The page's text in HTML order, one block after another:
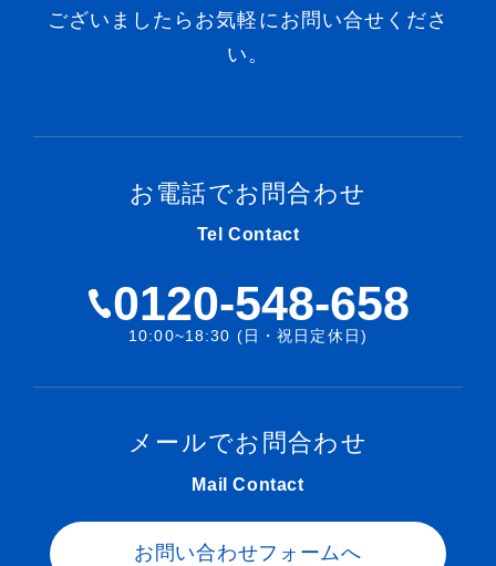
ございましたらお気軽にお問い合せくださ
い。
お電話でお問合わせ
Tel Contact
0120-548-658
10:00~18:30 (日・祝日定休日)
メールでお問合わせ
Mail Contact
お問い合わせフォームへ